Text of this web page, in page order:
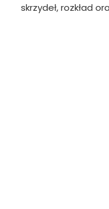
skrzydeł, rozkład